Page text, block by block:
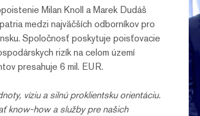
Milan Knoll a Marek Dudáš
medzi najväčších odborníkov pro
Spoločnosť poskytuje poisťovacie
rizík na celom území
presahuje 6 mil. EUR.
víziu a silnú proklientsku orientáciu.
know-how a služby pre našich